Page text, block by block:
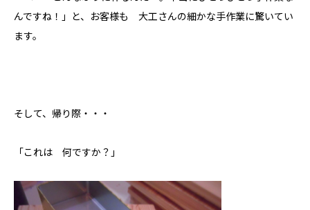
ホクシンの歩み
自然素材の家
省エネと性能
家づくりの流れ
んですね！」と、お客様も 大工さんの細かな手作業に驚いてい
ます。
そして、帰り際・・・
「これは 何ですか？」